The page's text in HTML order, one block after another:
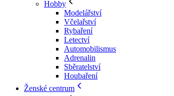
Hobby
Modelářství
Včelařství
Rybaření
Letectví
Automobilismus
Adrenalin
Sběratelství
Houbaření
Ženské centrum